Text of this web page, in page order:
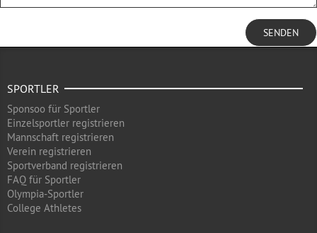
SENDEN
SPORTLER
Sponsoo für Sportler
Einzelsportler registrieren
Mannschaft registrieren
Verein registrieren
Sportverband registrieren
FAQ für Sportler
Olympia-Sportler
College Athletes